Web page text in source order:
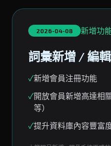
2026-04-08 新增功
詞彙新增 / 編
✓新增會員注冊功能
✓開放會員新增高達相
等）
✓提升資料庫內容豐富